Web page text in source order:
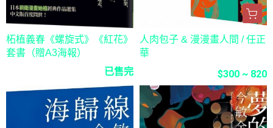
柘植義春《螺旋式》《紅花》
套書（贈A3海報）
已售完
人肉包子 & 漫漫畫人間 / 任正
華
$300 ~ 820